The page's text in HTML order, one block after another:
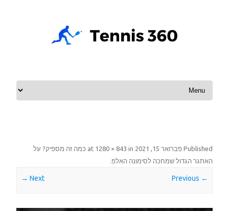
Skip to content
Published פברואר 15, 2021 1280 × 843 in
כמה זה מספיק? על
האתגר הגדול שמחכה לסימונה האלפ
← Previous
Next →